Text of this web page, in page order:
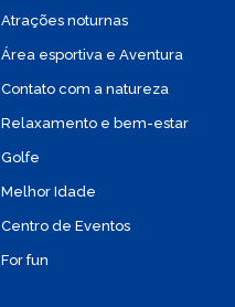
Atrações noturnas
Área esportiva e Aventura
Contato com a natureza
Relaxamento e bem-estar
Golfe
Melhor Idade
Centro de Eventos
For fun